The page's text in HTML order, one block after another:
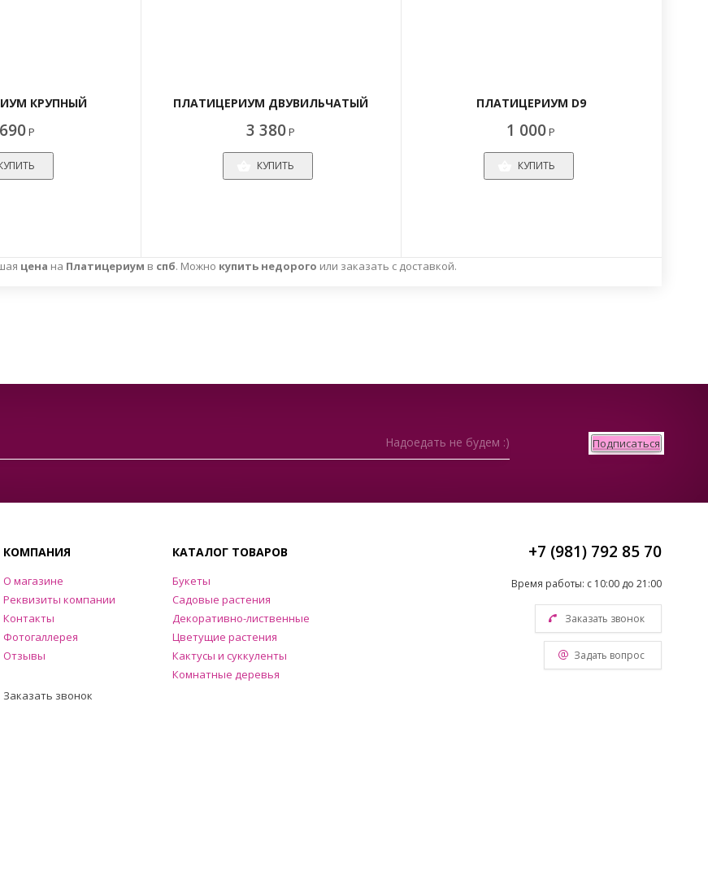
КРУПНЫЙ
Р
ПЛАТИЦЕРИУМ ДВУВИЛЬЧАТЫЙ
3 380Р
КУПИТЬ
ПЛАТИЦЕРИУМ D9
1 000Р
КУПИТЬ
цена на Платицериум в спб. Можно купить недорого или заказать с доставкой.
Надоедать не будем :) Подписаться
КОМПАНИЯ
О магазине
Реквизиты компании
Контакты
Фотогаллерея
Отзывы
КАТАЛОГ ТОВАРОВ
Букеты
Садовые растения
Декоративно-лиственные
Цветущие растения
Кактусы и суккуленты
Комнатные деревья
+7 (981) 792 85 70
Время работы: с 10:00 до 21:00
Заказать звонок
Задать вопрос
Заказать звонок